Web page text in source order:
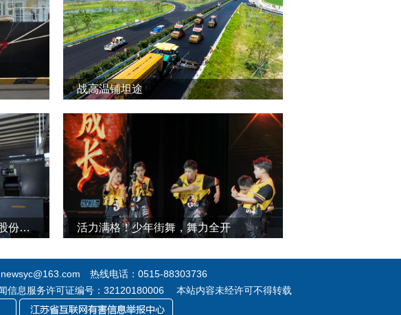
战高温铺坦途
盐城焕新记丨走进江苏理研科技股份有限公司 活力满格！少年街舞，舞力全开
newsyc@163.com 热线电话：0515-88303736
信息服务许可证编号：32120180006 本站内容未经许可不得转载